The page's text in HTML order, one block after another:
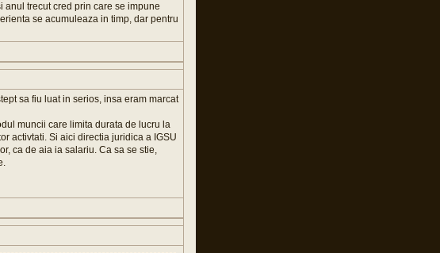
anul trecut cred prin care se impune
se acumuleaza in timp, dar pentru
sa fiu luat in serios, insa eram marcat
muncii care limita durata de lucru la
activtati. Si aici directia juridica a IGSU
ca de aia ia salariu. Ca sa se stie,